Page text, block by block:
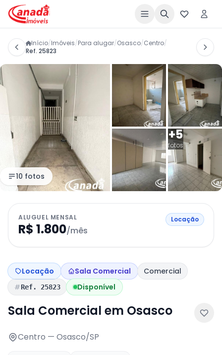
Início/Imóveis/Para alugar/Osasco/Centro/
Ref. 25823
+5
fotos
10 fotos
ALUGUEL MENSAL
R$ 1.800/mês
Locação
Locação Sala Comercial Comercial
Ref. 25823 Disponível
Sala Comercial em Osasco
Centro — Osasco/SP